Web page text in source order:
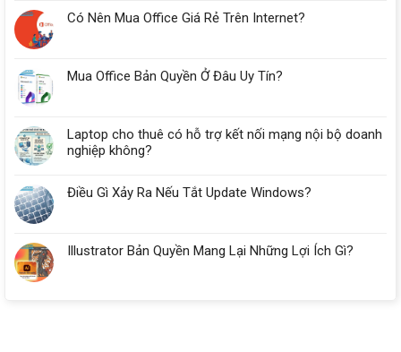
Bao
Có Nên Mua Office Giá Rẻ Trên Internet?
Mua Office Bản Quyền Ở Đâu Uy Tín?
Laptop cho thuê có hỗ trợ kết nối mạng nội bộ doanh
nghiệp không?
Điều Gì Xảy Ra Nếu Tắt Update Windows?
Illustrator Bản Quyền Mang Lại Những Lợi Ích Gì?